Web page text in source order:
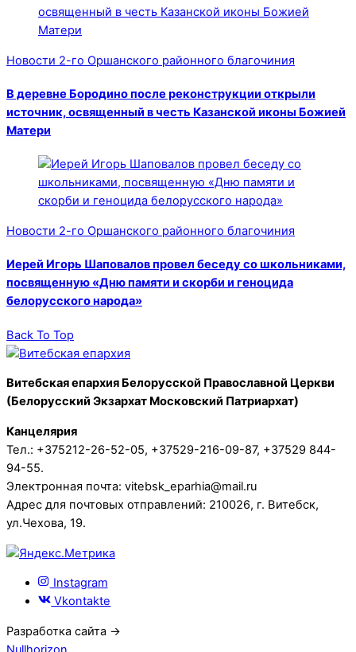
Новости 2-го Оршанского районного благочиния
В деревне Бородино после реконструкции открыли
источник, освященный в честь Казанской иконы Божией
Матери
Новости 2-го Оршанского районного благочиния
Иерей Игорь Шаповалов провел беседу со школьниками,
посвященную «Дню памяти и скорби и геноцида
белорусского народа»
Back To Top
Витебская епархия Белорусской Православной Церкви
(Белорусский Экзархат Московский Патриархат)
Канцелярия
Тел.: +375212-26-52-05, +37529-216-09-87, +37529 844-
94-55.
Электронная почта: vitebsk_eparhia@mail.ru
Адрес для почтовых отправлений: 210026, г. Витебск,
ул.Чехова, 19.
Instagram
Vkontakte
Разработка сайта →